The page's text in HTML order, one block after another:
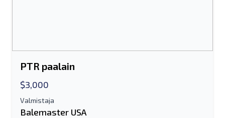
PTR paalain
$3,000
Valmistaja
Balemaster USA